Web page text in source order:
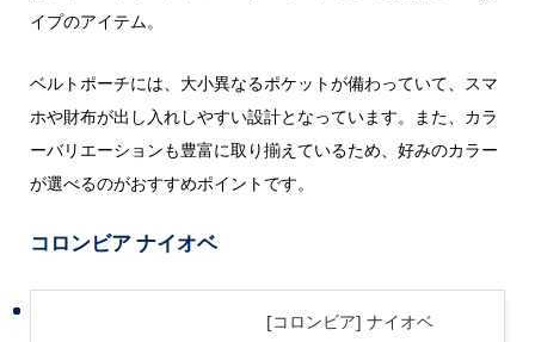
イプのアイテム。
ベルトポーチには、大小異なるポケットが備わっていて、スマ
ホや財布が出し入れしやすい設計となっています。また、カラ
ーバリエーションも豊富に取り揃えているため、好みのカラー
が選べるのがおすすめポイントです。
コロンビア ナイオベ
[コロンビア] ナイオベ